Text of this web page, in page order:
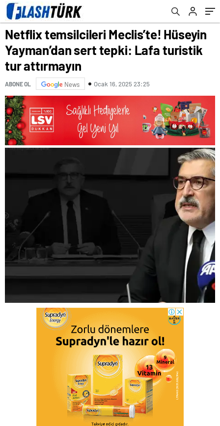
attırmayın
Netflix temsilcileri Meclis’te! Hüseyin
Yayman’dan sert tepki: Lafa turistik
tur attırmayın
ABONE OL News Ocak 16, 2025 23:25